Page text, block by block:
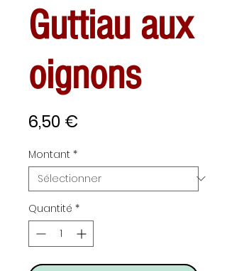
Guttiau aux
oignons
6,50 €
Montant *
Quantité *